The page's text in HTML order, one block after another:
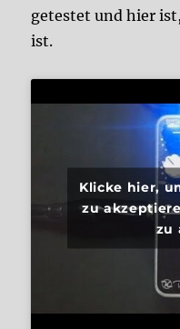
getestet und hier
ist.
Klicke hier,
zu
zu